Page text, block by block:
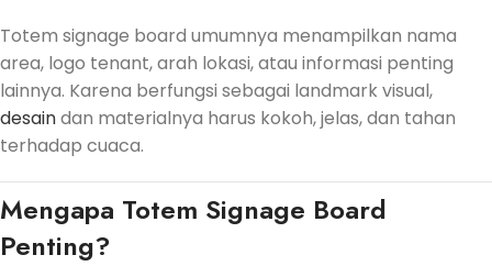
Totem signage board umumnya menampilkan nama
area, logo tenant, arah lokasi, atau informasi penting
lainnya. Karena berfungsi sebagai landmark visual,
desaindan materialnya harus kokoh, jelas, dan tahan
terhadap cuaca.
Mengapa Totem Signage Board
Penting?